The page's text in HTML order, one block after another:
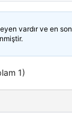
vardır ve en son
1)